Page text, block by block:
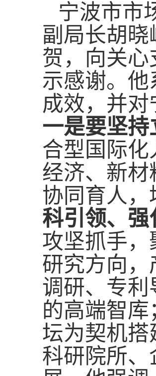
宁波市市
副局长胡
贺，向关
示感谢。
成效，并
一是要坚
合型国际
经济、新
协同育人
科引领、
攻坚抓手
研究方向
调研、专
的高端智库
坛为契机
科研院所